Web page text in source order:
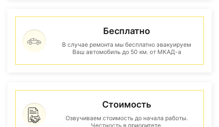
Бесплатно
В случае ремонта мы бесплатно эвакуируем
Ваш автомобиль до 50 км. от МКАД-а
Стоимость
Озвучиваем стоимость до начала работы.
Честность в приоритете.